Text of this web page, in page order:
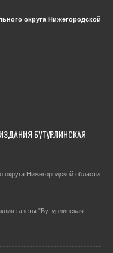
округа Нижегородской
БУТУРЛИНСКАЯ
Нижегородской области
газеты "Бутурлинская